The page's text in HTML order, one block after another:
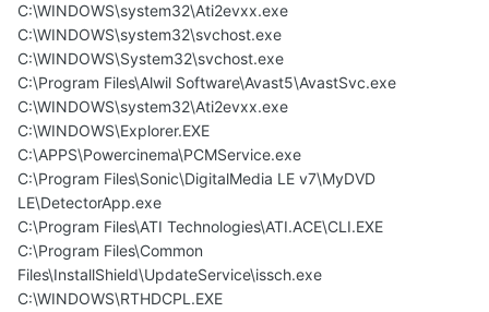
C:\WINDOWS\system32\Ati2evxx.exe
C:\WINDOWS\system32\svchost.exe
C:\WINDOWS\System32\svchost.exe
C:\Program Files\Alwil Software\Avast5\AvastSvc.exe
C:\WINDOWS\system32\Ati2evxx.exe
C:\WINDOWS\Explorer.EXE
C:\APPS\Powercinema\PCMService.exe
C:\Program Files\Sonic\DigitalMedia LE v7\MyDVD
LE\DetectorApp.exe
C:\Program Files\ATI Technologies\ATI.ACE\CLI.EXE
C:\Program Files\Common
Files\InstallShield\UpdateService\issch.exe
C:\WINDOWS\RTHDCPL.EXE